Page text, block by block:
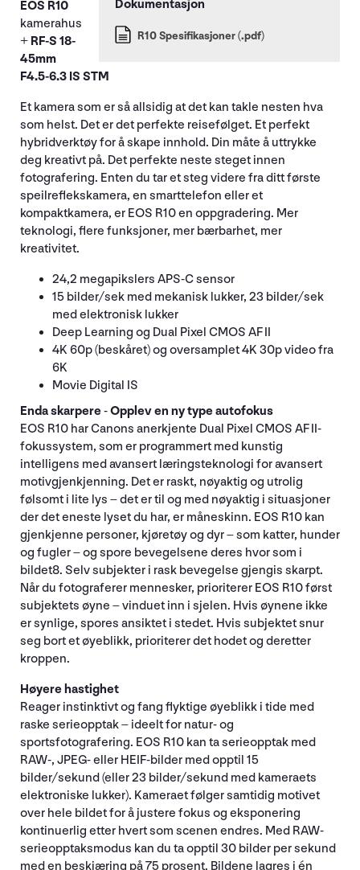
R10 Spesifikasjoner (.pdf)
EOS R10
kamerahus
+ RF-S 18-
45mm
F4.5-6.3 IS STM
Et kamera som er så allsidig at det kan takle nesten hva
som helst. Det er det perfekte reisefølget. Et perfekt
hybridverktøy for å skape innhold. Din måte å uttrykke
deg kreativt på. Det perfekte neste steget innen
fotografering. Enten du tar et steg videre fra ditt første
speilreflekskamera, en smarttelefon eller et
kompaktkamera, er EOS R10 en oppgradering. Mer
teknologi, flere funksjoner, mer bærbarhet, mer
kreativitet.
24,2 megapikslers APS-C sensor
15 bilder/sek med mekanisk lukker, 23 bilder/sek
med elektronisk lukker
Deep Learning og Dual Pixel CMOS AF II
4K 60p (beskåret) og oversamplet 4K 30p video fra
6K
Movie Digital IS
Enda skarpere-Opplev en ny type autofokus
EOS R10 har Canons anerkjente Dual Pixel CMOS AF II-
fokussystem, som er programmert med kunstig
intelligens med avansert læringsteknologi for avansert
motivgjenkjenning. Det er raskt, nøyaktig og utrolig
følsomt i lite lys – det er til og med nøyaktig i situasjoner
der det eneste lyset du har, er måneskinn. EOS R10 kan
gjenkjenne personer, kjøretøy og dyr – som katter, hunder
og fugler – og spore bevegelsene deres hvor som i
bildet8. Selv subjekter i rask bevegelse gjengis skarpt.
Når du fotograferer mennesker, prioriterer EOS R10 først
subjektets øyne – vinduet inn i sjelen. Hvis øynene ikke
er synlige, spores ansiktet i stedet. Hvis subjektet snur
seg bort et øyeblikk, prioriterer det hodet og deretter
kroppen.
Høyere hastighet
Reager instinktivt og fang flyktige øyeblikk i tide med
raske serieopptak – ideelt for natur- og
sportsfotografering. EOS R10 kan ta serieopptak med
RAW-, JPEG- eller HEIF-bilder med opptil 15
bilder/sekund (eller 23 bilder/sekund med kameraets
elektroniske lukker). Kameraet følger samtidig motivet
over hele bildet for å justere fokus og eksponering
kontinuerlig etter hvert som scenen endres. Med RAW-
serieopptaksmodus kan du ta opptil 30 bilder per sekund
med en beskjæring på 75 prosent. Bildene lagres i én